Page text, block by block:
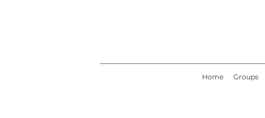
Home Groups